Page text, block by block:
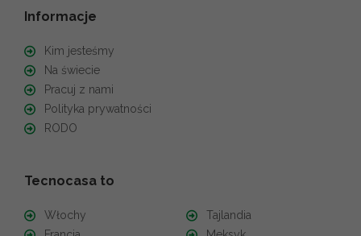
Informacje
Kim jesteśmy
Na świecie
Pracuj z nami
Polityka prywatności
RODO
Tecnocasa to
Włochy
Tajlandia